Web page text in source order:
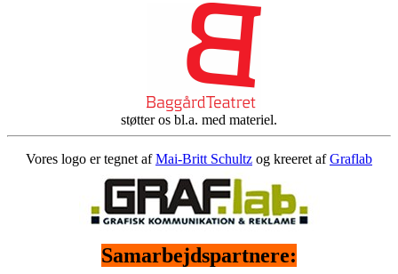
støtter os bl.a. med materiel.
Vores logo er tegnet afMai-Britt Schultz og kreeret afGraflab
Samarbejdspartnere: